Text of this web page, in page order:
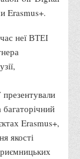
Erasmus+.
неї ВТЕІ
багаторічний
Erasmus+,
якості